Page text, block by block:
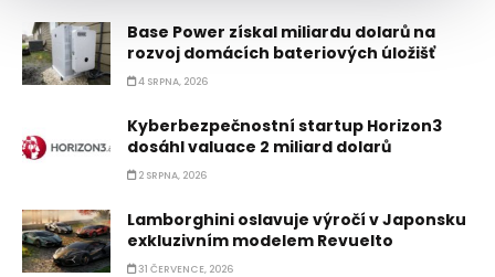
Base Power získal miliardu dolarů na
rozvoj domácích bateriových úložišť
4 SRPNA, 2026
Kyberbezpečnostní startup Horizon3
dosáhl valuace 2 miliard dolarů
2 SRPNA, 2026
Lamborghini oslavuje výročí v Japonsku
exkluzivním modelem Revuelto
31 ČERVENCE, 2026